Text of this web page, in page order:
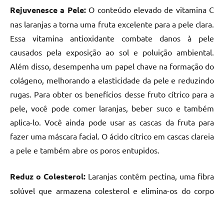
Rejuvenesce a Pele: O conteúdo elevado de vitamina C
nas laranjas a torna uma fruta excelente para a pele clara.
Essa vitamina antioxidante combate danos à pele
causados pela exposição ao sol e poluição ambiental.
Além disso, desempenha um papel chave na formação do
colágeno, melhorando a elasticidade da pele e reduzindo
rugas. Para obter os benefícios desse fruto cítrico para a
pele, você pode comer laranjas, beber suco e também
aplica-lo. Você ainda pode usar as cascas da fruta para
fazer uma máscara facial. O ácido cítrico em cascas clareia
a pele e também abre os poros entupidos.
Reduz o Colesterol: Laranjas contêm pectina, uma fibra
solúvel que armazena colesterol e elimina-os do corpo